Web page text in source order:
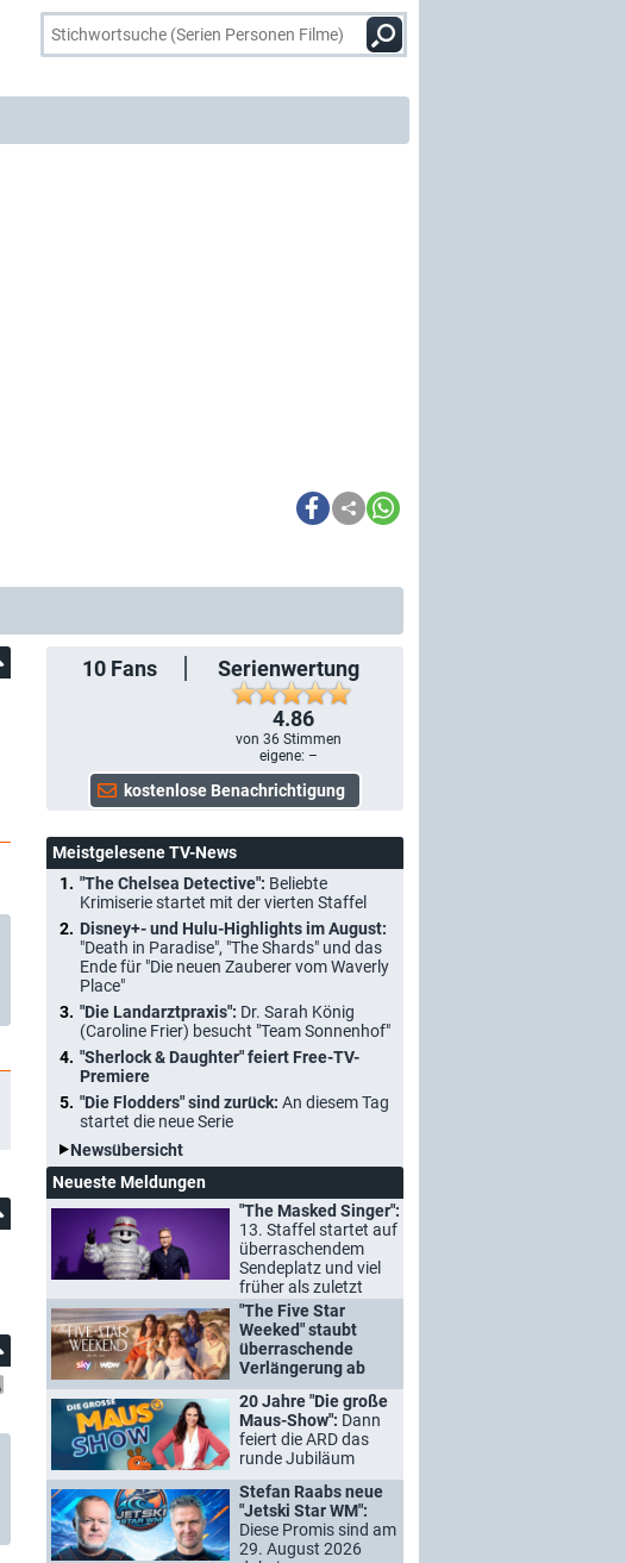
10 Fans
Serienwertung
4.86
von 36 Stimmen
eigene: –
Meistgelesene TV-News
"The Chelsea Detective": Beliebte
Krimiserie startet mit der vierten Staffel
Disney+- und Hulu-Highlights im August:
"Death in Paradise", "The Shards" und das
Ende für "Die neuen Zauberer vom Waverly
Place"
"Die Landarztpraxis": Dr. Sarah König
(Caroline Frier) besucht "Team Sonnenhof"
"Sherlock & Daughter" feiert Free-TV-
Premiere
"Die Flodders" sind zurück: An diesem Tag
startet die neue Serie
Newsübersicht
Neueste Meldungen
"The Masked Singer":
13. Staffel startet auf
überraschendem
Sendeplatz und viel
früher als zuletzt
"The Five Star
Weeked" staubt
überraschende
Verlängerung ab
20 Jahre "Die große
Maus-Show": Dann
feiert die ARD das
runde Jubiläum
Stefan Raabs neue
"Jetski Star WM":
Diese Promis sind am
29. August 2026